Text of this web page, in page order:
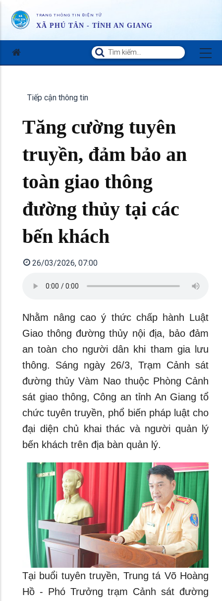
TRANG THÔNG TIN ĐIỆN TỬ
XÃ PHÚ TÂN - TỈNH AN GIANG
Tiếp cận thông tin
Tăng cường tuyên
truyền, đảm bảo an
toàn giao thông
đường thủy tại các
bến khách
26/03/2026, 07:00
Nhằm nâng cao ý thức chấp hành Luật
Giao thông đường thủy nội địa, bảo đảm
an toàn cho người dân khi tham gia lưu
thông. Sáng ngày 26/3, Trạm Cảnh sát
đường thủy Vàm Nao thuộc Phòng Cảnh
sát giao thông, Công an tỉnh An Giang tổ
chức tuyên truyền, phổ biến pháp luật cho
đại diện chủ khai thác và người quản lý
bến khách trên địa bàn quản lý.
Tại buổi tuyên truyền, Trung tá Võ Hoàng
Hồ - Phó Trưởng trạm Cảnh sát đường